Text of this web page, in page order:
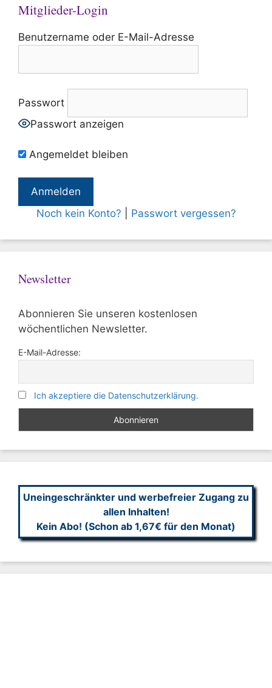
Mitglieder-Login
Benutzername oder E-Mail-Adresse
Passwort
Passwort anzeigen
Angemeldet bleiben
Noch kein Konto? Passwort vergessen?
Newsletter
Abonnieren Sie unseren kostenlosen
wöchentlichen Newsletter.
E-Mail-Adresse:
Ich akzeptiere die Datenschutzerklärung.
Uneingeschränkter und werbefreier Zugang zu
allen Inhalten!
Kein Abo! (Schon ab 1,67€ für den Monat)